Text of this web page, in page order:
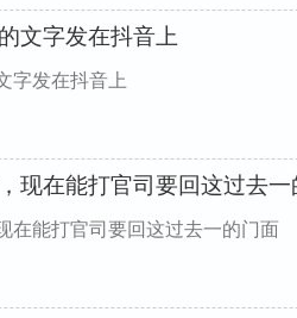
文字发在抖音上
字发在抖音上
现在能打官司要回这过去一
在能打官司要回这过去一的门面